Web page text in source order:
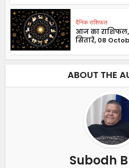
दैनिक राशिफल
आज का
सितारे, 08
ABOUT THE
Subodh